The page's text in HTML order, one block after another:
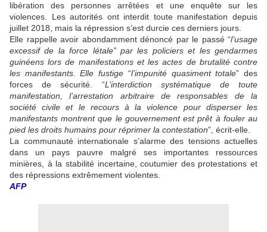
libération des personnes arrêtées et une enquête sur les
violences. Les autorités ont interdit toute manifestation depuis
juillet 2018, mais la répression s’est durcie ces derniers jours.
Elle rappelle avoir abondamment dénoncé par le passé “l’usage
excessif de la force létale” par les policiers et les gendarmes
guinéens lors de manifestations et les actes de brutalité contre
les manifestants. Elle fustige “l’impunité quasiment totale” des
forces de sécurité. “L’interdiction systématique de toute
manifestation, l’arrestation arbitraire de responsables de la
société civile et le recours à la violence pour disperser les
manifestants montrent que le gouvernement est prêt à fouler au
pied les droits humains pour réprimer la contestation”, écrit-elle.
La communauté internationale s’alarme des tensions actuelles
dans un pays pauvre malgré ses importantes ressources
minières, à la stabilité incertaine, coutumier des protestations et
des répressions extrêmement violentes.
AFP